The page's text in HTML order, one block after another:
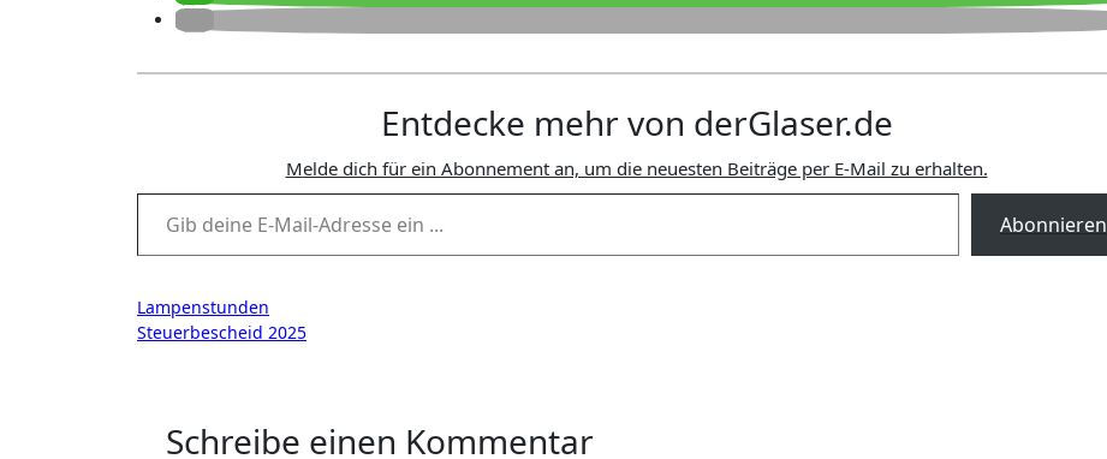
Entdecke mehr von derGlaser.de
Melde dich für ein Abonnement an, um die neuesten Beiträge per E-Mail zu erhalten.
Gib deine E-Mail-Adresse ein ...
Abonnieren
Beitragsnavigation
Lampenstunden
Steuerbescheid 2025
Schreibe einen Kommentar